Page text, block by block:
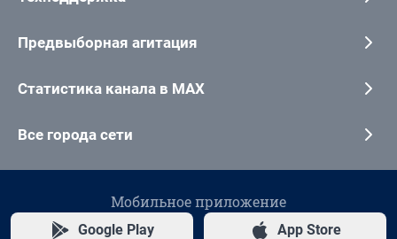
Предвыборная агитация
Статистика канала в MAX
Все города сети
Мобильное приложение
Google Play App Store